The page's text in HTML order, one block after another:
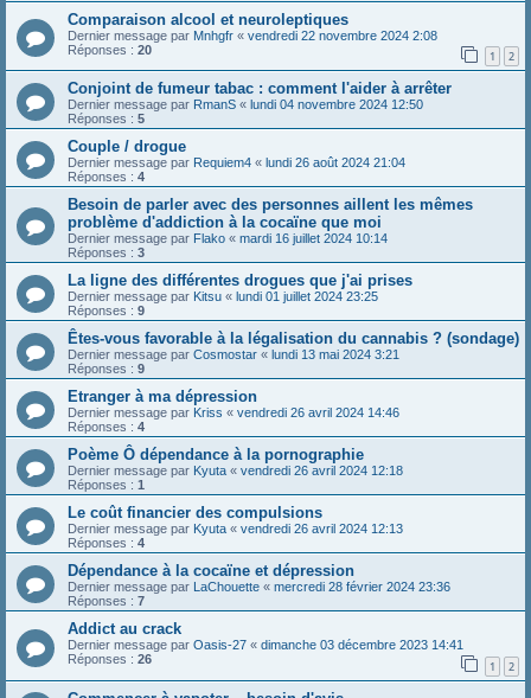
Comparaison alcool et neuroleptiques
Dernier message par Mnhgfr « vendredi 22 novembre 2024 2:08
Réponses : 20 1 2
Conjoint de fumeur tabac : comment l'aider à arrêter
Dernier message par RmanS « lundi 04 novembre 2024 12:50
Réponses : 5
Couple / drogue
Dernier message par Requiem4 « lundi 26 août 2024 21:04
Réponses : 4
Besoin de parler avec des personnes aillent les mêmes
problème d'addiction à la cocaïne que moi
Dernier message par Flako « mardi 16 juillet 2024 10:14
Réponses : 3
La ligne des différentes drogues que j'ai prises
Dernier message par Kitsu « lundi 01 juillet 2024 23:25
Réponses : 9
Êtes-vous favorable à la légalisation du cannabis ? (sondage)
Dernier message par Cosmostar « lundi 13 mai 2024 3:21
Réponses : 9
Etranger à ma dépression
Dernier message par Kriss « vendredi 26 avril 2024 14:46
Réponses : 4
Poème Ô dépendance à la pornographie
Dernier message par Kyuta « vendredi 26 avril 2024 12:18
Réponses : 1
Le coût financier des compulsions
Dernier message par Kyuta « vendredi 26 avril 2024 12:13
Réponses : 4
Dépendance à la cocaïne et dépression
Dernier message par LaChouette « mercredi 28 février 2024 23:36
Réponses : 7
Addict au crack
Dernier message par Oasis-27 « dimanche 03 décembre 2023 14:41
Réponses : 26 1 2